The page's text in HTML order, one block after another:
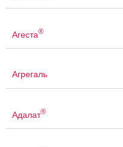
Агеста®
Агрегаль
Адалат®